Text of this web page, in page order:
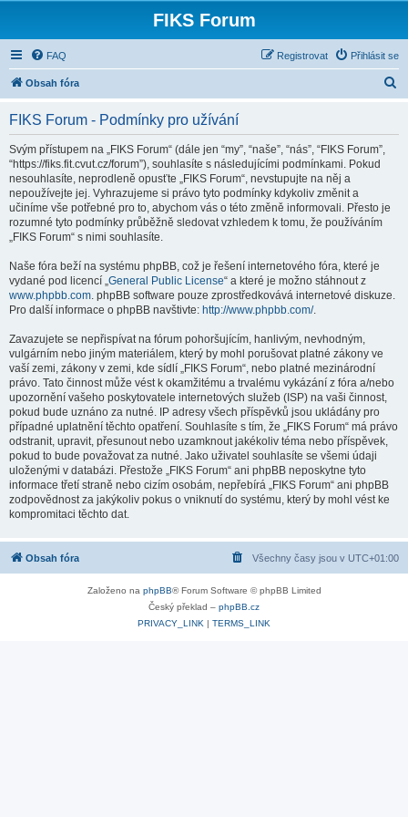
FIKS Forum
FAQ Přihlásit se
Registrovat
Obsah fóra
FIKS Forum - Podmínky pro užívání
Svým přístupem na „FIKS Forum“ (dále jen “my”, “naše”, “nás”, “FIKS Forum”,
“https://fiks.fit.cvut.cz/forum”), souhlasíte s následujícími podmínkami. Pokud
nesouhlasíte, neprodleně opusťte „FIKS Forum“, nevstupujte na něj a
nepoužívejte jej. Vyhrazujeme si právo tyto podmínky kdykoliv změnit a
učiníme vše potřebné pro to, abychom vás o této změně informovali. Přesto je
rozumné tyto podmínky průběžně sledovat vzhledem k tomu, že používáním
„FIKS Forum“ s nimi souhlasíte.
Naše fóra beží na systému phpBB, což je řešení internetového fóra, které je
vydané pod licencí „General Public License“ a které je možno stáhnout z
www.phpbb.com. phpBB software pouze zprostředkovává internetové diskuze.
Pro další informace o phpBB navštivte: http://www.phpbb.com/.
Zavazujete se nepřispívat na fórum pohoršujícím, hanlivým, nevhodným,
vulgárním nebo jiným materiálem, který by mohl porušovat platné zákony ve
vaší zemi, zákony v zemi, kde sídlí „FIKS Forum“, nebo platné mezinárodní
právo. Tato činnost může vést k okamžitému a trvalému vykázání z fóra a/nebo
upozornění vašeho poskytovatele internetových služeb (ISP) na vaši činnost,
pokud bude uznáno za nutné. IP adresy všech příspěvků jsou ukládány pro
případné uplatnění těchto opatření. Souhlasíte s tím, že „FIKS Forum“ má právo
odstranit, upravit, přesunout nebo uzamknout jakékoliv téma nebo příspěvek,
pokud to bude považovat za nutné. Jako uživatel souhlasíte se všemi údaji
uloženými v databázi. Přestože „FIKS Forum“ ani phpBB neposkytne tyto
informace třetí straně nebo cizím osobám, nepřebírá „FIKS Forum“ ani phpBB
zodpovědnost za jakýkoliv pokus o vniknutí do systému, který by mohl vést ke
kompromitaci těchto dat.
Obsah fóra Všechny časy jsou v UTC+01:00
Založeno na phpBB® Forum Software © phpBB Limited
Český překlad – phpBB.cz
PRIVACY_LINK | TERMS_LINK